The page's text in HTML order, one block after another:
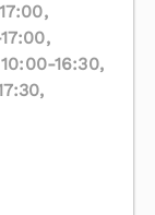
16:30,